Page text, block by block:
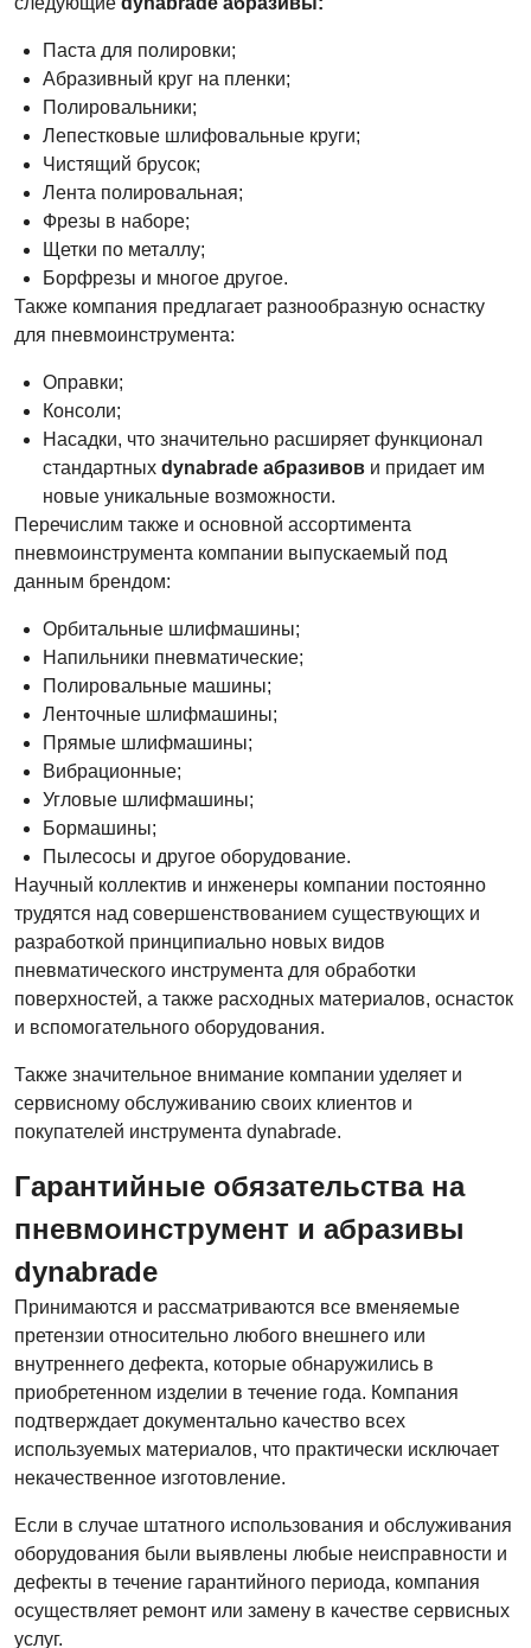
Паста для полировки;
Абразивный круг на пленки;
Полировальники;
Лепестковые шлифовальные круги;
Чистящий брусок;
Лента полировальная;
Фрезы в наборе;
Щетки по металлу;
Борфрезы и многое другое.
Также компания предлагает разнообразную оснастку
для пневмоинструмента:
Оправки;
Консоли;
Насадки, что значительно расширяет функционал
стандартных dynabrade абразивов и придает им
новые уникальные возможности.
Перечислим также и основной ассортимента
пневмоинструмента компании выпускаемый под
данным брендом:
Орбитальные шлифмашины;
Напильники пневматические;
Полировальные машины;
Ленточные шлифмашины;
Прямые шлифмашины;
Вибрационные;
Угловые шлифмашины;
Бормашины;
Пылесосы и другое оборудование.
Научный коллектив и инженеры компании постоянно
трудятся над совершенствованием существующих и
разработкой принципиально новых видов
пневматического инструмента для обработки
поверхностей, а также расходных материалов, оснасток
и вспомогательного оборудования.
Также значительное внимание компании уделяет и
сервисному обслуживанию своих клиентов и
покупателей инструмента dynabrade.
Гарантийные обязательства на
пневмоинструмент и абразивы
dynabrade
Принимаются и рассматриваются все вменяемые
претензии относительно любого внешнего или
внутреннего дефекта, которые обнаружились в
приобретенном изделии в течение года. Компания
подтверждает документально качество всех
используемых материалов, что практически исключает
некачественное изготовление.
Если в случае штатного использования и обслуживания
оборудования были выявлены любые неисправности и
дефекты в течение гарантийного периода, компания
осуществляет ремонт или замену в качестве сервисных
услуг.